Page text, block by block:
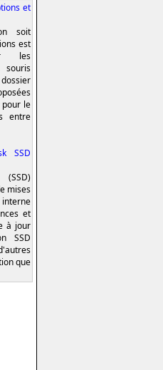
et
soit
est
les
souris
pour le
entre
SSD
mises
et
à jour
SSD
que